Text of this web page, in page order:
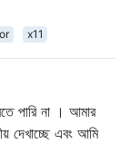
x11
পারি না । আমার
এবং আমি